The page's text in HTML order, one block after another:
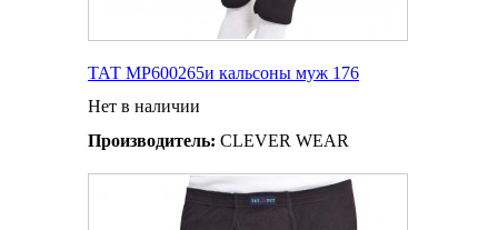
ТАТ MP600265и кальсоны муж 176
Нет в наличии
Производитель: CLEVER WEAR